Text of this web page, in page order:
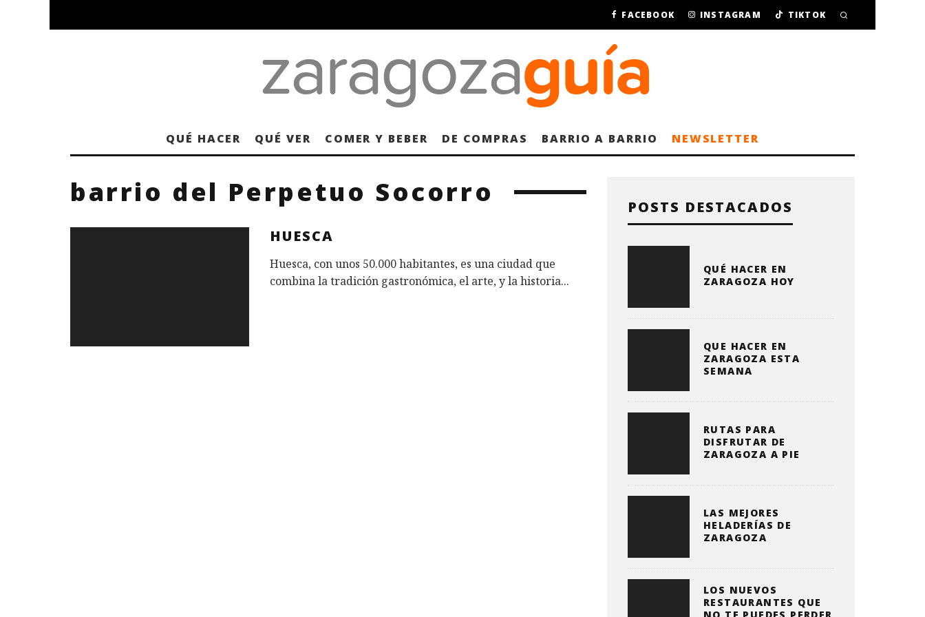
FACEBOOK INSTAGRAM TIKTOK
QUÉ HACER QUÉ VER COMER Y BEBER DE COMPRAS BARRIO A BARRIO NEWSLETTER
barrio del Perpetuo Socorro
HUESCA
Huesca, con unos 50.000 habitantes, es una ciudad que
combina la tradición gastronómica, el arte, y la historia...
POSTS DESTACADOS
QUÉ HACER EN
ZARAGOZA HOY
QUE HACER EN
ZARAGOZA ESTA
SEMANA
RUTAS PARA
DISFRUTAR DE
ZARAGOZA A PIE
LAS MEJORES
HELADERÍAS DE
ZARAGOZA
LOS NUEVOS
RESTAURANTES QUE
NO TE PUEDES PERDER